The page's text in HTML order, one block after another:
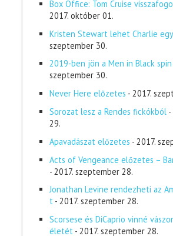
Box Office: Tom Cruise
2017. október 01.
Kristen Stewart lehet Charlie
szeptember 30.
2019-ben jön a Men in Black
szeptember 30.
Never Here előzetes - 2017.
Sorozat lesz a Rendes fickókból
29.
Apavadászat előzetes - 2017.
Acts of Vengeance előzetes –
- 2017. szeptember 28.
Jonathan Levine rendezheti az
t - 2017. szeptember 28.
Scorsese és DiCaprio vinné
életét - 2017. szeptember 28.